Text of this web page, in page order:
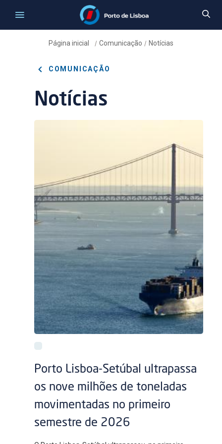
Página inicial / Comunicação / Notícias
COMUNICAÇÃO
Notícias
Porto Lisboa-Setúbal ultrapassa
os nove milhões de toneladas
movimentadas no primeiro
semestre de 2026